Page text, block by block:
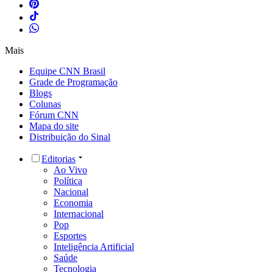
Mais
Equipe CNN Brasil
Grade de Programação
Blogs
Colunas
Fórum CNN
Mapa do site
Distribuição do Sinal
Editorias
Ao Vivo
Política
Nacional
Economia
Internacional
Pop
Esportes
Inteligência Artificial
Saúde
Tecnologia